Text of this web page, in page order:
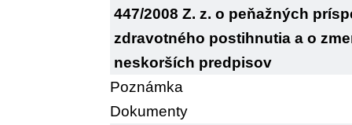
447/2008 Z. z. o peňažných
zdravotného postihnutia a o
neskorších predpisov
Poznámka
Dokumenty